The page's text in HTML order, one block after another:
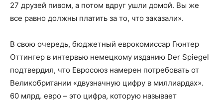
27 друзей пивом, а потом вдруг ушли домой. Вы же
все равно должны платить за то, что заказали».
В свою очередь, бюджетный еврокомиссар Гюнтер
Оттингер в интервью немецкому изданию Der Spiegel
подтвердил, что Евросоюз намерен потребовать от
Великобритании «двузначную цифру в миллиардах».
60 млрд. евро – это цифра, которую называет